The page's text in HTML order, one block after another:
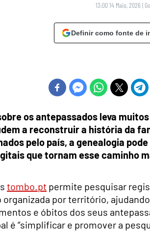
13:00 14 Maio, 2026 |
Definir como fonte de
os antepassados leva
a reconstruir a história da
pelo país, a genealogia
que tornam esse caminho
tombo.pt permite pesquisar
organizada por território,
e óbitos dos seus
é “simplificar e promover a